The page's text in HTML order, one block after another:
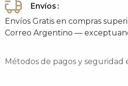
Envíos
Envíos Gratis en compras
Correo Argentino —
Métodos de pagos y seguridad